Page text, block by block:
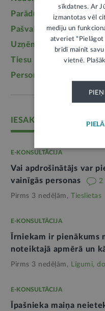
Parādu piedziņa
(2558)
Pašvaldības(2217)
Uzņēmējdarbība
(1355)
Tiesu sistēma(1099)
Personas dati
IESAKĀM
E-KONSULTĀCIJA
Vai apdrošinātājs var
vainīgās personas
2
Pirms 3 nedēļām, Tieslietas
E-KONSULTĀCIJA
Īrniekam ir pienākums
noteiktajā apmērā un
Pirms 3 nedēļām, Līgumi,
E-KONSULTĀCIJA
Īpašnieka maiņa
sīkdatnes. Ar
izmantotas vēl
mediju un
atveriet "Pielāgot
brīdī mainīt
vietnē.